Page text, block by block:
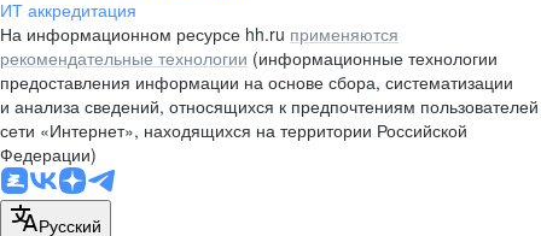
ИТ аккредитация
На информационном ресурсе hh.ru применяются
рекомендательные технологии (информационные технологии
предоставления информации на основе сбора, систематизации
и анализа сведений, относящихся к предпочтениям пользователей
сети «Интернет», находящихся на территории Российской
Федерации)
Русский